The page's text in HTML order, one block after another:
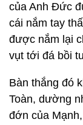
của Anh Đức
cái nắm tay
được nắm lại
vụt tới đá bồi
Bàn thắng đó
Toàn, dường
đớn của